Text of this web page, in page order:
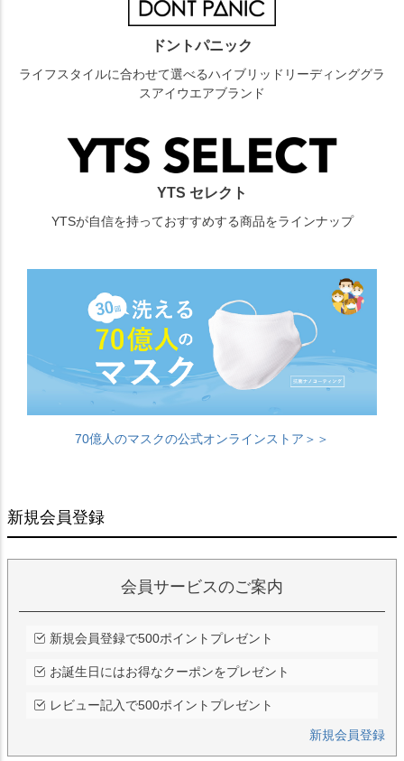
ドントパニック
ライフスタイルに合わせて選べるハイブリッドリーディンググラ
スアイウエアブランド
YTS セレクト
YTSが自信を持っておすすめする商品をラインナップ
70億人のマスクの公式オンラインストア＞＞
新規会員登録
会員サービスのご案内
新規会員登録で500ポイントプレゼント
お誕生日にはお得なクーポンをプレゼント
レビュー記入で500ポイントプレゼント
新規会員登録